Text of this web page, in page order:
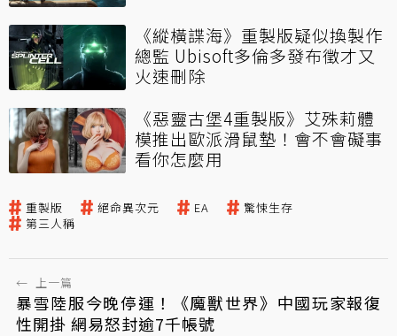
《縱橫諜海》重製版疑似換製作
總監 Ubisoft多倫多發布徵才又
火速刪除
《惡靈古堡4重製版》艾殊莉體
模推出歐派滑鼠墊！會不會礙事
看你怎麼用
重製版 絕命異次元 EA
驚悚生存
第三人稱
← 上一篇
暴雪陸服今晚停運！《魔獸世界》中國玩家報復
性開掛 網易怒封逾7千帳號